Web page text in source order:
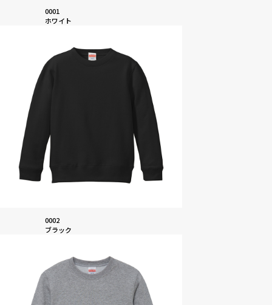
0001
ホワイト
0002
ブラック